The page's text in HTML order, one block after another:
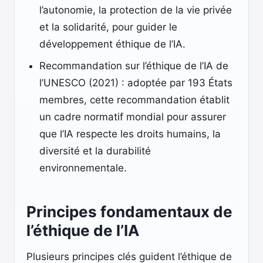
l’autonomie, la protection de la vie privée
et la solidarité, pour guider le
développement éthique de l’IA.
Recommandation sur l’éthique de l’IA de
l’UNESCO (2021) : adoptée par 193 États
membres, cette recommandation établit
un cadre normatif mondial pour assurer
que l’IA respecte les droits humains, la
diversité et la durabilité
environnementale.
Principes fondamentaux de
l’éthique de l’IA
Plusieurs principes clés guident l’éthique de